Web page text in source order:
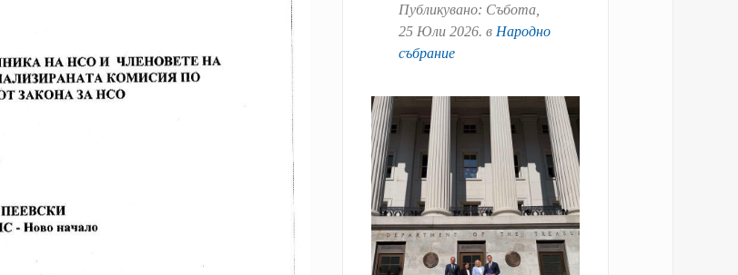
Публикувано: Събота,
25 Юли 2026. в Народно
събрание